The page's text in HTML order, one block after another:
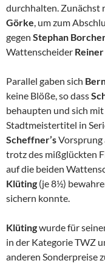
durchhalten. Zunächst
Görke, um zum
gegen Stephan
Wattenscheider
Parallel gaben sich
keine Blöße, so dass
behaupten und sich
Stadtmeistertitel in
Scheffner’sVorsprung
trotz des mißglückten
auf die beiden
Klüting (je 8½)
sichern konnte.
Klütingwurde für
in der Kategorie TWZ
anderen Sonderpreise